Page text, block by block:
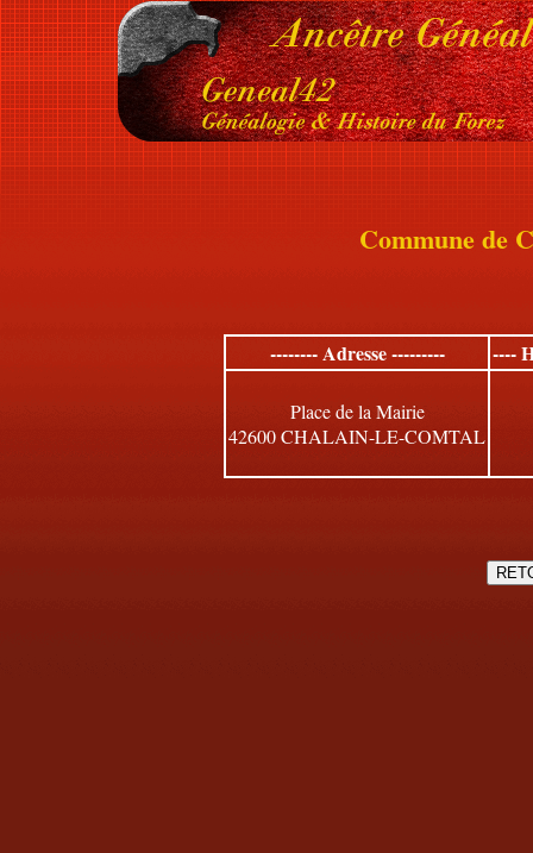
Commune
-------- Adresse --------- ----
Place de la Mairie
42600 CHALAIN-LE-COMTAL